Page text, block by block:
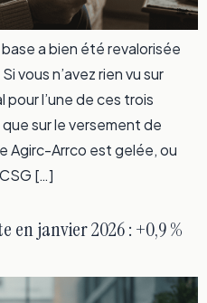
a bien été revalorisée
vous n’avez rien vu sur
l’une de ces trois
que sur le versement de
Agirc-Arrco est gelée, ou
[…]
janvier 2026 : +0,9 %